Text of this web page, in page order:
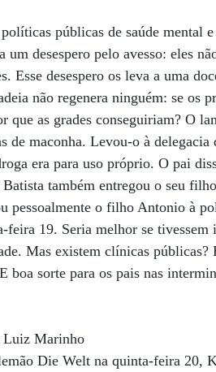
públicas de saúde mental
um desespero pelo avesso: eles
Esse desespero os leva a uma
não regenera ninguém: se os
que as grades conseguiriam? O
de maconha. Levou-o à
era para uso próprio. O pai
também entregou o seu
pessoalmente o filho Antonio à
feira 19. Seria melhor se
Mas existem clínicas
boa sorte para os pais nas
Luiz Marinho
Die Welt na quinta-feira 20,